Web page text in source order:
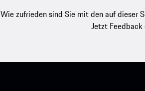
Wie zufrieden sind Sie mit den auf dieser
Jetzt Feedback